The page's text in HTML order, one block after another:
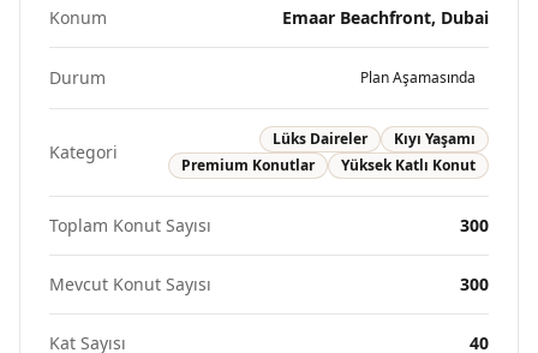
Konum Emaar Beachfront, Dubai
Durum Plan Aşamasında
Kategori
Lüks Daireler
Kıyı Yaşamı
Premium Konutlar
Yüksek Katlı Konut
Toplam Konut Sayısı 300
Mevcut Konut Sayısı 300
Kat Sayısı 40